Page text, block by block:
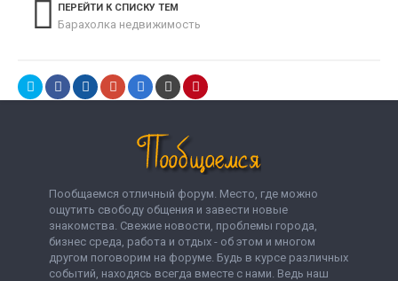
ПЕРЕЙТИ К СПИСКУ ТЕМ
Барахолка недвижимость
Пообщаемся отличный форум. Место, где можно
ощутить свободу общения и завести новые
знакомства. Свежие новости, проблемы города,
бизнес среда, работа и отдых - об этом и многом
другом поговорим на форуме. Будь в курсе различных
событий, находясь всегда вместе с нами. Ведь наш